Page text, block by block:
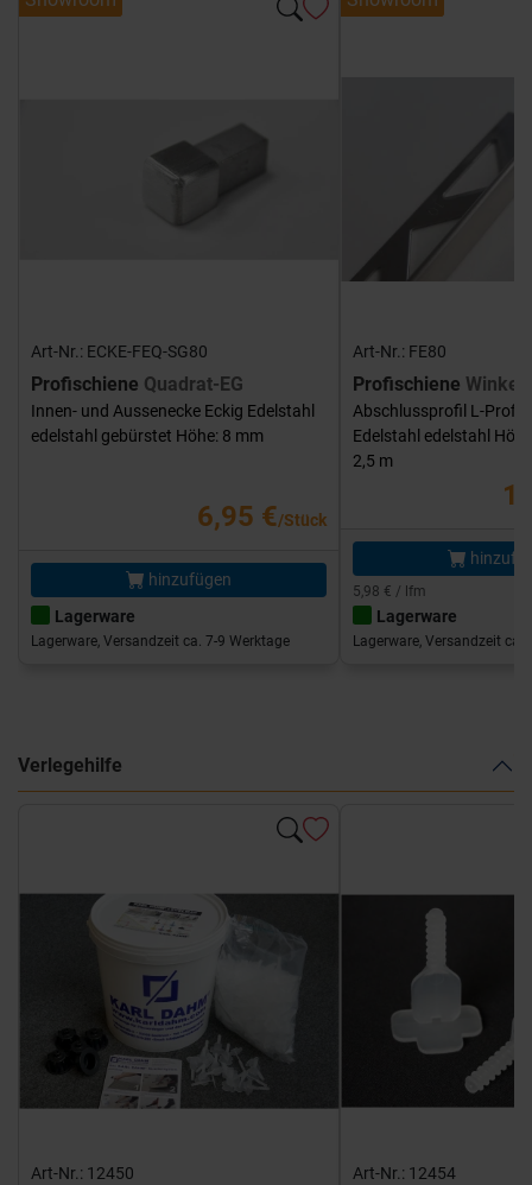
Art-Nr.: ECKE-FEQ-SG80
Profischiene Quadrat-EG
Innen- und Aussenecke Eckig Edelstahl
edelstahl gebürstet Höhe: 8 mm
6,95 €/Stück
hinzufügen
Lagerware
Lagerware, Versandzeit ca. 7-9 Werktage
Art-Nr.: FE80
Profischiene
Abschlussprofil L-Profil
Edelstahl edelstahl
2,5 m
5,98 € / lfm
Lagerware
Lagerware, Versandzeit ca.
Verlegehilfe
Art-Nr.: 12450 Art-Nr.: 12454